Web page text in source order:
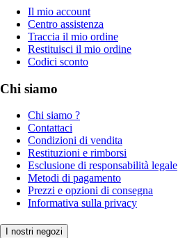
Il mio account
Centro assistenza
Traccia il mio ordine
Restituisci il mio ordine
Codici sconto
Chi siamo
Chi siamo ?
Contattaci
Condizioni di vendita
Restituzioni e rimborsi
Esclusione di responsabilità legale
Metodi di pagamento
Prezzi e opzioni di consegna
Informativa sulla privacy
I nostri negozi